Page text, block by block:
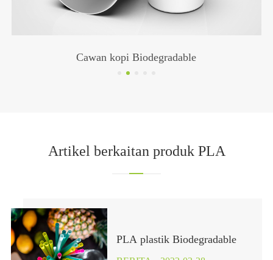
Cawan kopi Biodegradable
Artikel berkaitan produk PLA
PLA plastik Biodegradable